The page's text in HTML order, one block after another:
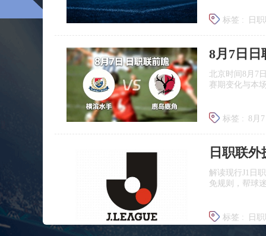
标签 :
日
广岛三箭
8月7日日
北京时间8月7
赛期变化与本
标签 : 8月
日职联前
日职联
解读现行J1日
免规则，帮球
标签 :
日